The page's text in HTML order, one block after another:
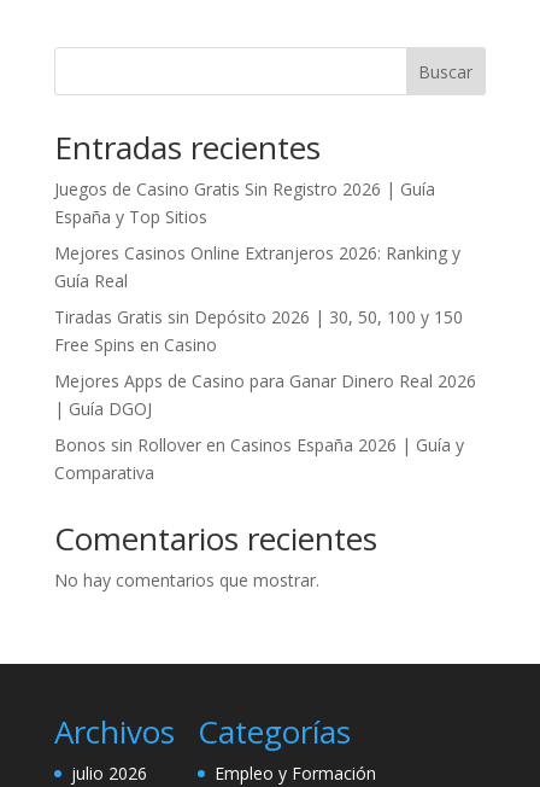
Buscar
Entradas recientes
Juegos de Casino Gratis Sin Registro 2026 | Guía
España y Top Sitios
Mejores Casinos Online Extranjeros 2026: Ranking y
Guía Real
Tiradas Gratis sin Depósito 2026 | 30, 50, 100 y 150
Free Spins en Casino
Mejores Apps de Casino para Ganar Dinero Real 2026
| Guía DGOJ
Bonos sin Rollover en Casinos España 2026 | Guía y
Comparativa
Comentarios recientes
No hay comentarios que mostrar.
Archivos
julio 2026
Categorías
Empleo y Formación